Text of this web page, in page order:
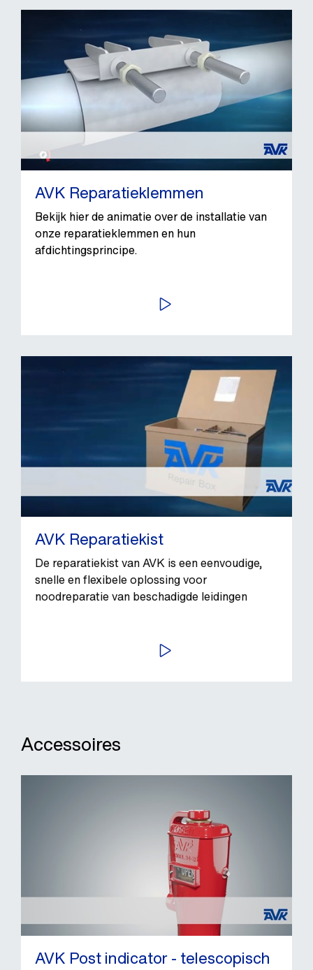
AVK Reparatieklemmen
Bekijk hier de animatie over de installatie van
onze reparatieklemmen en hun
afdichtingsprincipe.
BEKIJK VIDEO
AVK Reparatiekist
De reparatiekist van AVK is een eenvoudige,
snelle en flexibele oplossing voor
noodreparatie van beschadigde leidingen
BEKIJK VIDEO
Accessoires
AVK Post indicator - telescopisch